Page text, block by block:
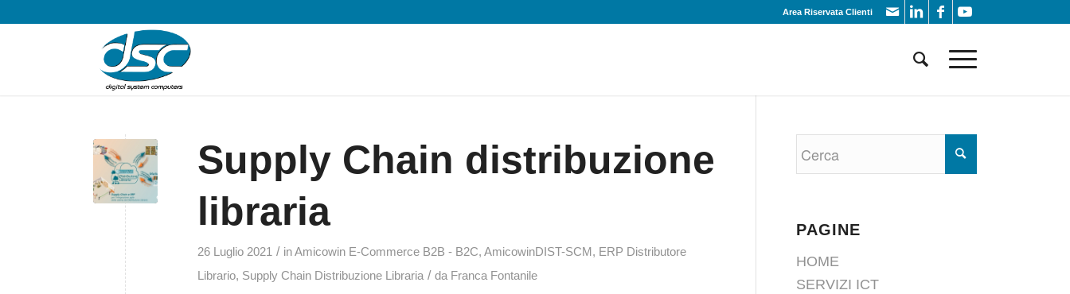
Area Riservata Clienti
Supply Chain distribuzione
libraria
26 Luglio 2021 / inAmicowin E-Commerce B2B - B2C,AmicowinDIST-SCM , ERP Distributore
Librario, Supply Chain Distribuzione Libraria / da Franca Fontanile
PAGINE
HOME
SERVIZI ICT